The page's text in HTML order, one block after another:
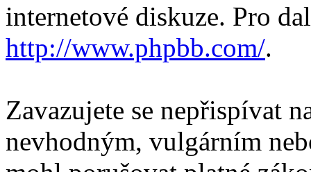
internetové diskuze. Pro
http://www.phpbb.com/.
Zavazujete se nepřispívat
nevhodným, vulgárním